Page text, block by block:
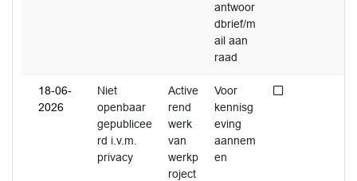
antwoor
dbrief/m
ail aan
raad
18-06-
2026
Niet
openbaar
gepublicee
rd i.v.m.
privacy
Active
rend
werk
van
werkp
roject
Voor
kennisg
eving
aannem
en
Niet afgedaan